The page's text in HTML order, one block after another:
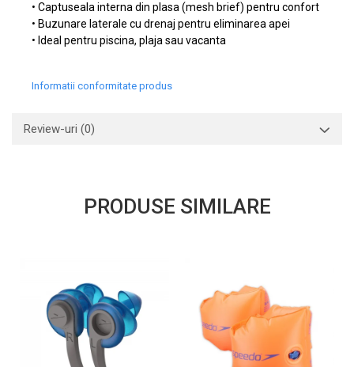
• Captuseala interna din plasa (mesh brief) pentru confort
• Buzunare laterale cu drenaj pentru eliminarea apei
• Ideal pentru piscina, plaja sau vacanta
Informatii conformitate produs
Review-uri (0)
PRODUSE SIMILARE